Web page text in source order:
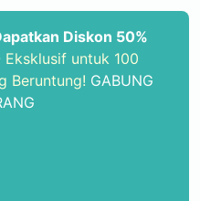
Diskon 50%
Eksklusif untuk 100
Beruntung! GABUNG